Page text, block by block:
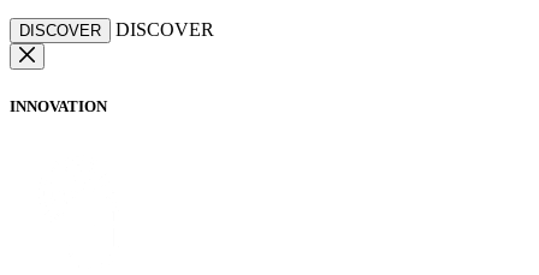
DISCOVER DISCOVER
INNOVATION